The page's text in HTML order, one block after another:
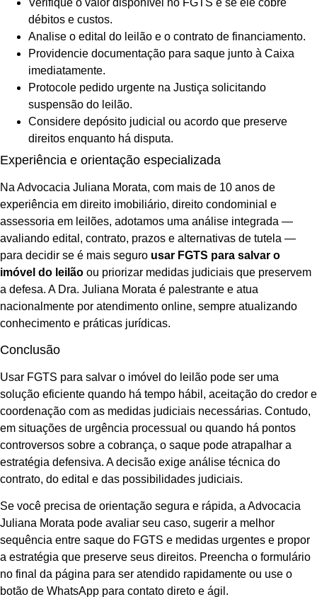
Verifique o valor disponível no FGTS e se ele cobre
débitos e custos.
Analise o edital do leilão e o contrato de financiamento.
Providencie documentação para saque junto à Caixa
imediatamente.
Protocole pedido urgente na Justiça solicitando
suspensão do leilão.
Considere depósito judicial ou acordo que preserve
direitos enquanto há disputa.
Experiência e orientação especializada
Na Advocacia Juliana Morata, com mais de 10 anos de
experiência em direito imobiliário, direito condominial e
assessoria em leilões, adotamos uma análise integrada —
avaliando edital, contrato, prazos e alternativas de tutela —
para decidir se é mais seguro usar FGTS para salvar o
imóvel do leilão ou priorizar medidas judiciais que preservem
a defesa. A Dra. Juliana Morata é palestrante e atua
nacionalmente por atendimento online, sempre atualizando
conhecimento e práticas jurídicas.
Conclusão
Usar FGTS para salvar o imóvel do leilão pode ser uma
solução eficiente quando há tempo hábil, aceitação do credor e
coordenação com as medidas judiciais necessárias. Contudo,
em situações de urgência processual ou quando há pontos
controversos sobre a cobrança, o saque pode atrapalhar a
estratégia defensiva. A decisão exige análise técnica do
contrato, do edital e das possibilidades judiciais.
Se você precisa de orientação segura e rápida, a Advocacia
Juliana Morata pode avaliar seu caso, sugerir a melhor
sequência entre saque do FGTS e medidas urgentes e propor
a estratégia que preserve seus direitos. Preencha o formulário
no final da página para ser atendido rapidamente ou use o
botão de WhatsApp para contato direto e ágil.